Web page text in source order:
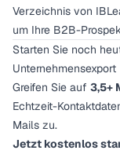
Verzeichnis von
um Ihre B2B-
Starten Sie noch
Unternehmensexport
Greifen Sie auf 3,5+
Echtzeit-
Mails zu.
Jetzt kostenlos